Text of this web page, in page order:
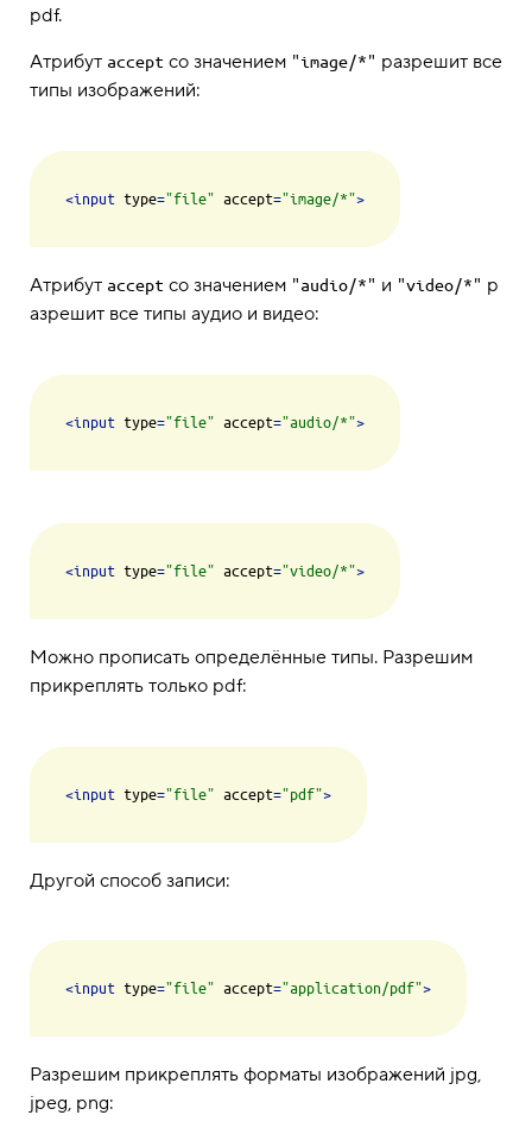
pdf.
Атрибут accept со значением "image/*" разрешит все
типы изображений:
<input type="file" accept="image/*">
Атрибут accept со значением "audio/*" и "video/*" р
азрешит все типы аудио и видео:
<input type="file" accept="audio/*">
<input type="file" accept="video/*">
Можно прописать определённые типы. Разрешим
прикреплять только pdf:
<input type="file" accept="pdf">
Другой способ записи:
<input type="file" accept="application/pdf">
Разрешим прикреплять форматы изображений jpg,
jpeg, png: